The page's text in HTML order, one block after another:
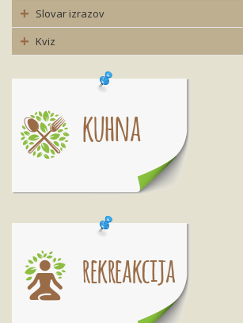
Slovar izrazov
Kviz